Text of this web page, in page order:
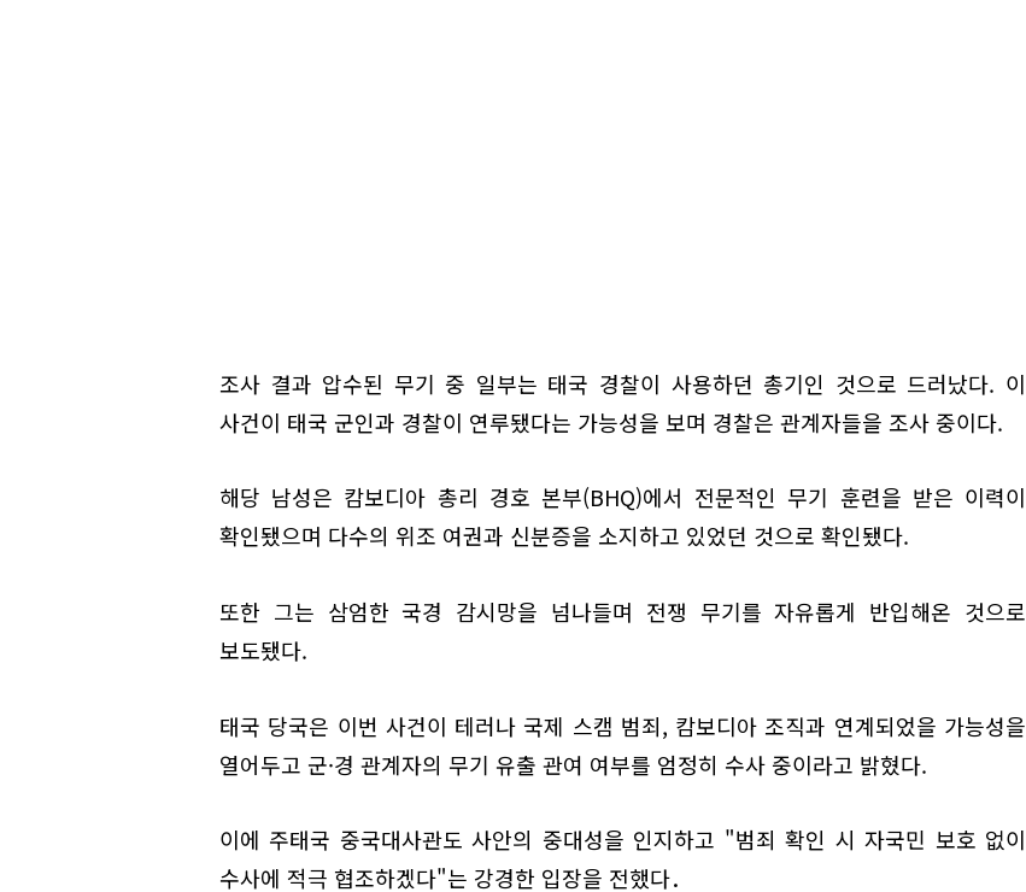
조사 결과 압수된 무기 중 일부는 태국 경찰이 사용하던 총기인 것으로 드러났다. 이
사건이 태국 군인과 경찰이 연루됐다는 가능성을 보며 경찰은 관계자들을 조사 중이다.
해당 남성은 캄보디아 총리 경호 본부(BHQ)에서 전문적인 무기 훈련을 받은 이력이
확인됐으며 다수의 위조 여권과 신분증을 소지하고 있었던 것으로 확인됐다.
또한 그는 삼엄한 국경 감시망을 넘나들며 전쟁 무기를 자유롭게 반입해온 것으로
보도됐다.
태국 당국은 이번 사건이 테러나 국제 스캠 범죄, 캄보디아 조직과 연계되었을 가능성을
열어두고 군·경 관계자의 무기 유출 관여 여부를 엄정히 수사 중이라고 밝혔다.
이에 주태국 중국대사관도 사안의 중대성을 인지하고 "범죄 확인 시 자국민 보호 없이
수사에 적극 협조하겠다"는 강경한 입장을 전했다．